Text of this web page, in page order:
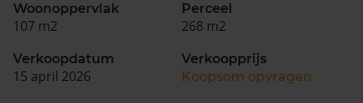
Woonoppervlak
107 m2
Perceel
268 m2
Verkoopdatum
15 april 2026
Verkoopprijs
Koopsom opvragen